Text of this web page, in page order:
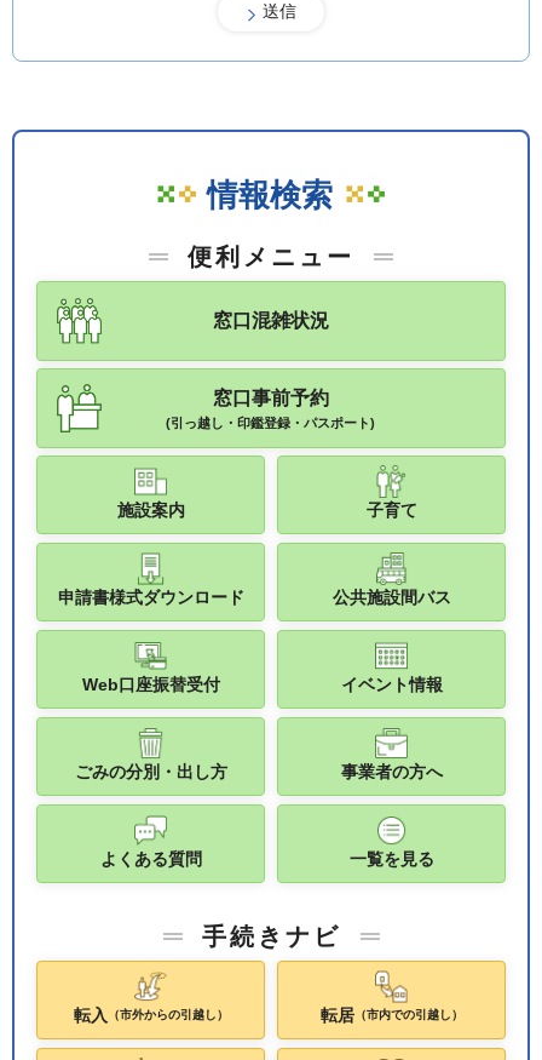
情報検索
便利メニュー
窓口混雑状況
窓口事前予約
(引っ越し・印鑑登録・パスポート)
施設案内 子育て
申請書様式ダウンロード 公共施設間バス
Web口座振替受付 イベント情報
ごみの分別・出し方 事業者の方へ
よくある質問 一覧を見る
手続きナビ
転入 （市外からの引越し） 転居（市内での引越し）